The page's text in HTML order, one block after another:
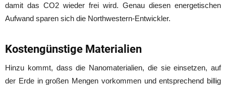
damit das CO2 wieder frei wird. Genau diesen energetischen
Aufwand sparen sich die Northwestern-Entwickler.
Kostengünstige Materialien
Hinzu kommt, dass die Nanomaterialien, die sie einsetzen, auf
der Erde in großen Mengen vorkommen und entsprechend billig